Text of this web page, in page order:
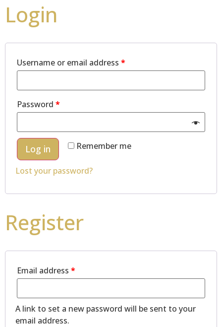
Login
Username or email address *
Password *
Remember me
Log in
Lost your password?
Register
Email address *
A link to set a new password will be sent to your
email address.